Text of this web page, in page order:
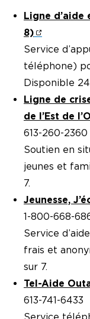
Ligne d’aide
8)
Service
téléphone)
Disponible
Ligne de
de l’Est de
613-260-2360
Soutien en
jeunes et
7.
Jeunesse,
1-800-668-
Service
frais et
sur 7.
Tel-Aide
613-741-6433